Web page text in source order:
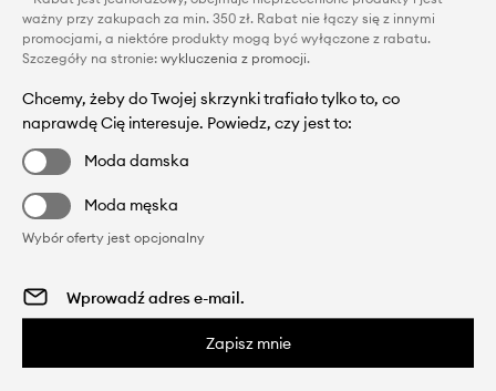
ważny przy zakupach za min. 350 zł. Rabat nie łączy się z innymi
promocjami, a niektóre produkty mogą być wyłączone z rabatu.
Szczegóły na stronie: wykluczenia z promocji.
Chcemy, żeby do Twojej skrzynki trafiało tylko to, co
naprawdę Cię interesuje. Powiedz, czy jest to:
Moda damska
Moda męska
Wybór oferty jest opcjonalny
Zapisz mnie